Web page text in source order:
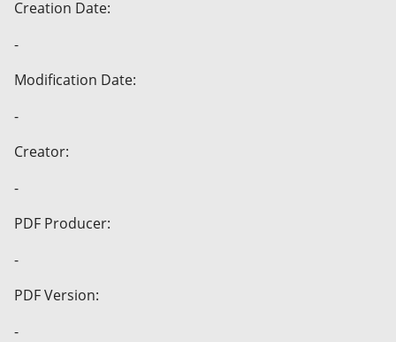
Creation Date:
-
Modification Date:
-
Creator:
-
PDF Producer:
-
PDF Version:
-